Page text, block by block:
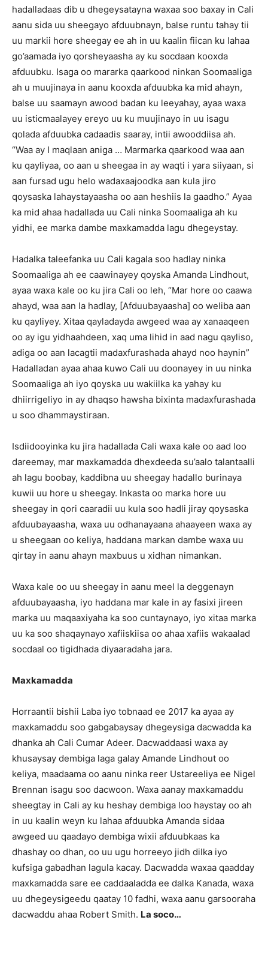
hadalladaas dib u dhegeysatayna waxaa soo baxay in Cali
aanu sida uu sheegayo afduubnayn, balse runtu tahay tii
uu markii hore sheegay ee ah in uu kaalin fiican ku lahaa
go’aamada iyo qorsheyaasha ay ku socdaan kooxda
afduubku. Isaga oo mararka qaarkood ninkan Soomaaliga
ah u muujinaya in aanu kooxda afduubka ka mid ahayn,
balse uu saamayn awood badan ku leeyahay, ayaa waxa
uu isticmaalayey ereyo uu ku muujinayo in uu isagu
qolada afduubka cadaadis saaray, intii awooddiisa ah.
“Waa ay I maqlaan aniga … Marmarka qaarkood waa aan
ku qayliyaa, oo aan u sheegaa in ay waqti i yara siiyaan, si
aan fursad ugu helo wadaxaajoodka aan kula jiro
qoysaska lahaystayaasha oo aan heshiis la gaadho.” Ayaa
ka mid ahaa hadallada uu Cali ninka Soomaaliga ah ku
yidhi, ee marka dambe maxkamadda lagu dhegeystay.
Hadalka taleefanka uu Cali kagala soo hadlay ninka
Soomaaliga ah ee caawinayey qoyska Amanda Lindhout,
ayaa waxa kale oo ku jira Cali oo leh, “Mar hore oo caawa
ahayd, waa aan la hadlay, [Afduubayaasha] oo weliba aan
ku qayliyey. Xitaa qayladayda awgeed waa ay xanaaqeen
oo ay igu yidhaahdeen, xaq uma lihid in aad nagu qayliso,
adiga oo aan lacagtii madaxfurashada ahayd noo haynin”
Hadalladan ayaa ahaa kuwo Cali uu doonayey in uu ninka
Soomaaliga ah iyo qoyska uu wakiilka ka yahay ku
dhiirrigeliyo in ay dhaqso hawsha bixinta madaxfurashada
u soo dhammaystiraan.
Isdiidooyinka ku jira hadallada Cali waxa kale oo aad loo
dareemay, mar maxkamadda dhexdeeda su’aalo talantaalli
ah lagu boobay, kaddibna uu sheegay hadallo burinaya
kuwii uu hore u sheegay. Inkasta oo marka hore uu
sheegay in qori caaradii uu kula soo hadli jiray qoysaska
afduubayaasha, waxa uu odhanayaana ahaayeen waxa ay
u sheegaan oo keliya, haddana markan dambe waxa uu
qirtay in aanu ahayn maxbuus u xidhan nimankan.
Waxa kale oo uu sheegay in aanu meel la deggenayn
afduubayaasha, iyo haddana mar kale in ay fasixi jireen
marka uu maqaaxiyaha ka soo cuntaynayo, iyo xitaa marka
uu ka soo shaqaynayo xafiiskiisa oo ahaa xafiis wakaalad
socdaal oo tigidhada diyaaradaha jara.
Maxkamadda
Horraantii bishii Laba iyo tobnaad ee 2017 ka ayaa ay
maxkamaddu soo gabgabaysay dhegeysiga dacwadda ka
dhanka ah Cali Cumar Adeer. Dacwaddaasi waxa ay
khusaysay dembiga laga galay Amande Lindhout oo
keliya, maadaama oo aanu ninka reer Ustareeliya ee Nigel
Brennan isagu soo dacwoon. Waxa aanay maxkamaddu
sheegtay in Cali ay ku heshay dembiga loo haystay oo ah
in uu kaalin weyn ku lahaa afduubka Amanda sidaa
awgeed uu qaadayo dembiga wixii afduubkaas ka
dhashay oo dhan, oo uu ugu horreeyo jidh dilka iyo
kufsiga gabadhan lagula kacay. Dacwadda waxaa qaadday
maxkamadda sare ee caddaaladda ee dalka Kanada, waxa
uu dhegeysigeedu qaatay 10 fadhi, waxa aanu garsooraha
dacwaddu ahaa Robert Smith. La soco…